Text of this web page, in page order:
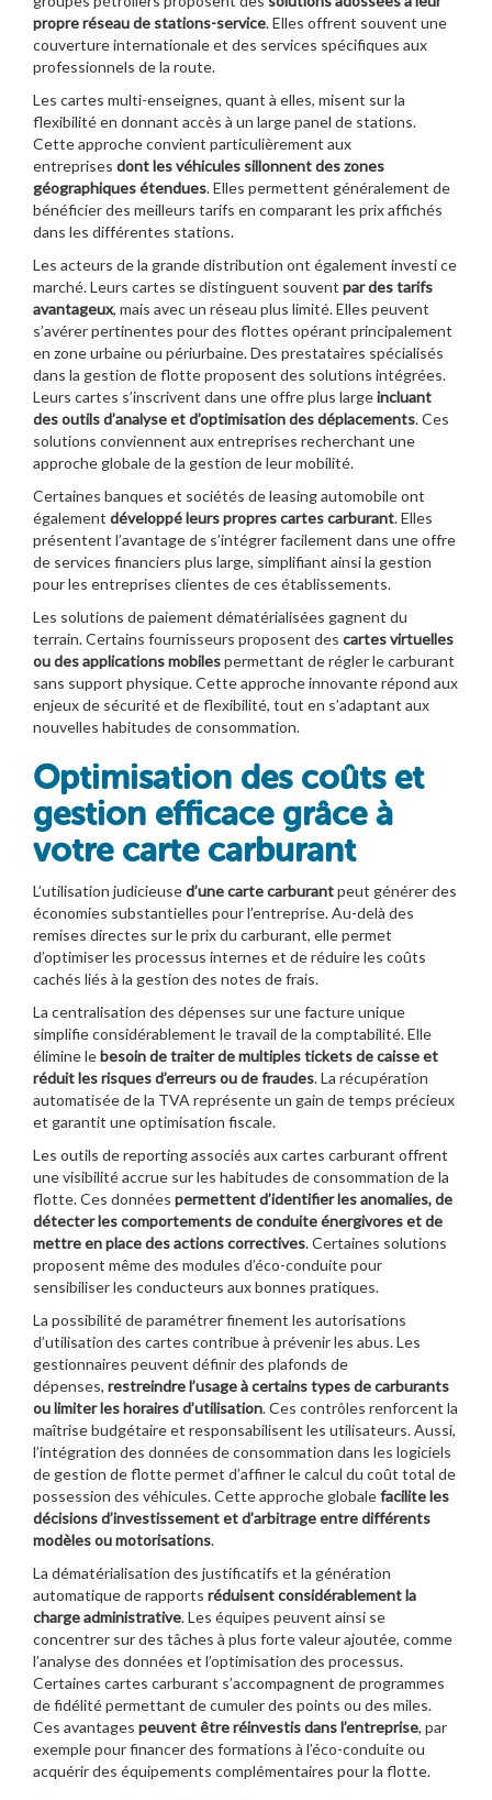
propre réseau de stations-service. Elles offrent souvent une
couverture internationale et des services spécifiques aux
professionnels de la route.
Les cartes multi-enseignes, quant à elles, misent sur la
flexibilité en donnant accès à un large panel de stations.
Cette approche convient particulièrement aux
entreprises dont les véhicules sillonnent des zones
géographiques étendues. Elles permettent généralement de
bénéficier des meilleurs tarifs en comparant les prix affichés
dans les différentes stations.
Les acteurs de la grande distribution ont également investi ce
marché. Leurs cartes se distinguent souvent par des tarifs
avantageux, mais avec un réseau plus limité. Elles peuvent
s’avérer pertinentes pour des flottes opérant principalement
en zone urbaine ou périurbaine. Des prestataires spécialisés
dans la gestion de flotte proposent des solutions intégrées.
Leurs cartes s’inscrivent dans une offre plus largeincluant
des outils d’analyse et d’optimisation des déplacements. Ces
solutions conviennent aux entreprises recherchant une
approche globale de la gestion de leur mobilité.
Certaines banques et sociétés de leasing automobile ont
également développé leurs propres cartes carburant. Elles
présentent l’avantage de s’intégrer facilement dans une offre
de services financiers plus large, simplifiant ainsi la gestion
pour les entreprises clientes de ces établissements.
Les solutions de paiement dématérialisées gagnent du
terrain. Certains fournisseurs proposent des cartes virtuelles
ou des applications mobilespermettant de régler le carburant
sans support physique. Cette approche innovante répond aux
enjeux de sécurité et de flexibilité, tout en s’adaptant aux
nouvelles habitudes de consommation.
Optimisation des coûts et
gestion efficace grâce à
votre carte carburant
L’utilisation judicieused’une carte carburantpeut générer des
économies substantielles pour l’entreprise. Au-delà des
remises directes sur le prix du carburant, elle permet
d’optimiser les processus internes et de réduire les coûts
cachés liés à la gestion des notes de frais.
La centralisation des dépenses sur une facture unique
simplifie considérablement le travail de la comptabilité. Elle
élimine lebesoin de traiter de multiples tickets de caisse et
réduit les risques d’erreurs ou de fraudes. La récupération
automatisée de la TVA représente un gain de temps précieux
et garantit une optimisation fiscale.
Les outils de reporting associés aux cartes carburant offrent
une visibilité accrue sur les habitudes de consommation de la
flotte. Ces données permettent d’identifier les anomalies, de
détecter les comportements de conduite énergivores et de
mettre en place des actions correctives. Certaines solutions
proposent même des modules d’éco-conduite pour
sensibiliser les conducteurs aux bonnes pratiques.
La possibilité de paramétrer finement les autorisations
d’utilisation des cartes contribue à prévenir les abus. Les
gestionnaires peuvent définir des plafonds de
dépenses, restreindre l’usage à certains types de carburants
ou limiter les horaires d’utilisation. Ces contrôles renforcent la
maîtrise budgétaire et responsabilisent les utilisateurs. Aussi,
l’intégration des données de consommation dans les logiciels
de gestion de flotte permet d’affiner le calcul du coût total de
possession des véhicules. Cette approche globalefacilite les
décisions d’investissement et d’arbitrage entre différents
modèles ou motorisations.
La dématérialisation des justificatifs et la génération
automatique de rapports réduisent considérablement la
charge administrative. Les équipes peuvent ainsi se
concentrer sur des tâches à plus forte valeur ajoutée, comme
l’analyse des données et l’optimisation des processus.
Certaines cartes carburant s’accompagnent de programmes
de fidélité permettant de cumuler des points ou des miles.
Ces avantages peuvent être réinvestis dans l’entreprise, par
exemple pour financer des formations à l’éco-conduite ou
acquérir des équipements complémentaires pour la flotte.